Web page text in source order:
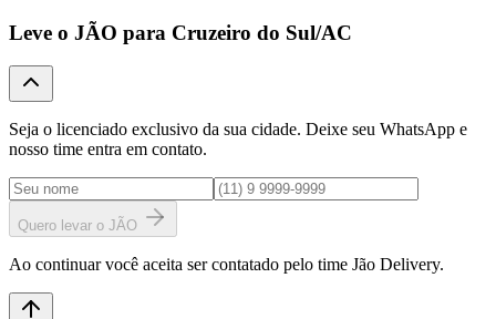
Leve o JÃO para Cruzeiro do Sul/AC
Seja o licenciado exclusivo da sua cidade. Deixe seu WhatsApp e
nosso time entra em contato.
Quero levar o JÃO
Ao continuar você aceita ser contatado pelo time Jão Delivery.